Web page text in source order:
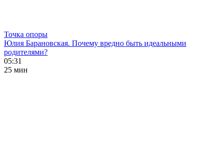
Точка опоры
Юлия Барановская. Почему вредно быть идеальными
родителями?
05:31
25 мин